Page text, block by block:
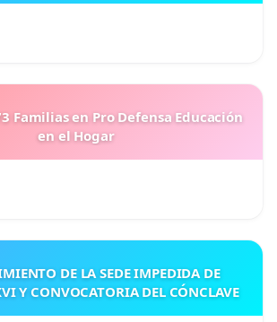
Familias en Pro Defensa Educación
en el Hogar
DE LA SEDE IMPEDIDA DE
Y CONVOCATORIA DEL CÓNCLAVE